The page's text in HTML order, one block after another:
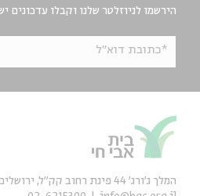
הירשמו לניוזלטר שלנו וקבלו עדכונים
*כתובת דוא"ל
המלך ג'ורג' 44 פינת רחוב קק״ל, ירושלים